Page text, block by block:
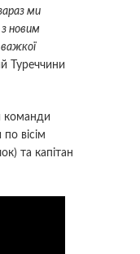
ми
з новим
Туреччини
команди
вісім
та капітан